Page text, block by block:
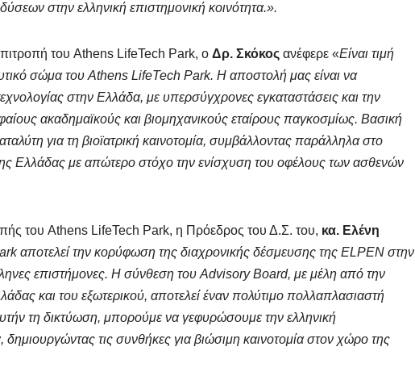
στην ελληνική επιστημονική κοινότητα.».
του Athens LifeTech Park, ο Δρ. Σκόκος ανέφερε «Είναι τιμή
σώμα του Athens LifeTech Park. Η αποστολή μας είναι να
στην Ελλάδα, με υπερσύγχρονες εγκαταστάσεις και την
ακαδημαϊκούς και βιομηχανικούς εταίρους παγκοσμίως. Βασική
για τη βιοϊατρική καινοτομία, συμβάλλοντας παράλληλα στο
Ελλάδας με απώτερο στόχο την ενίσχυση του οφέλους των ασθενών
του Athens LifeTech Park, η Πρόεδρος του Δ.Σ. του, κα. Ελένη
αποτελεί την κορύφωση της διαχρονικής δέσμευσης της ELPEN στην
επιστήμονες. Η σύνθεση του AdvisoryBoard, με μέλη από την
και του εξωτερικού, αποτελεί έναν πολύτιμο πολλαπλασιαστή
τη δικτύωση, μπορούμε να γεφυρώσουμε την ελληνική
τις συνθήκες για βιώσιμη καινοτομία στον χώρο της